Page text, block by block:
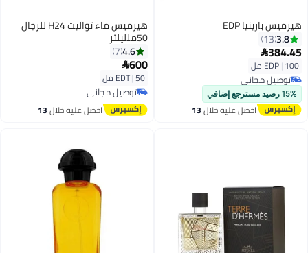
هيرميس بارينيا EDP
3.8
13
384.45
EDP|100 مل
توصيل مجاني
توصيل مجاني
15% رصيد مسترجع إضافي
احصل عليه خلال13
هيرميس ماء تواليت H24 للرجال
50ملليلتر
4.6
7
600
EDT|50 مل
توصيل مجاني
توصيل مجانياحصل عليه خلال13